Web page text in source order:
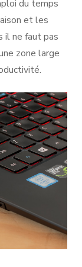
du temps
et les
il ne faut pas
zone large